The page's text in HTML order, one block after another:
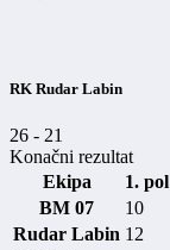
RK Rudar Labin
26 - 21
Konačni rezultat
Ekipa
1. pol
BM 07
10
Rudar Labin 12